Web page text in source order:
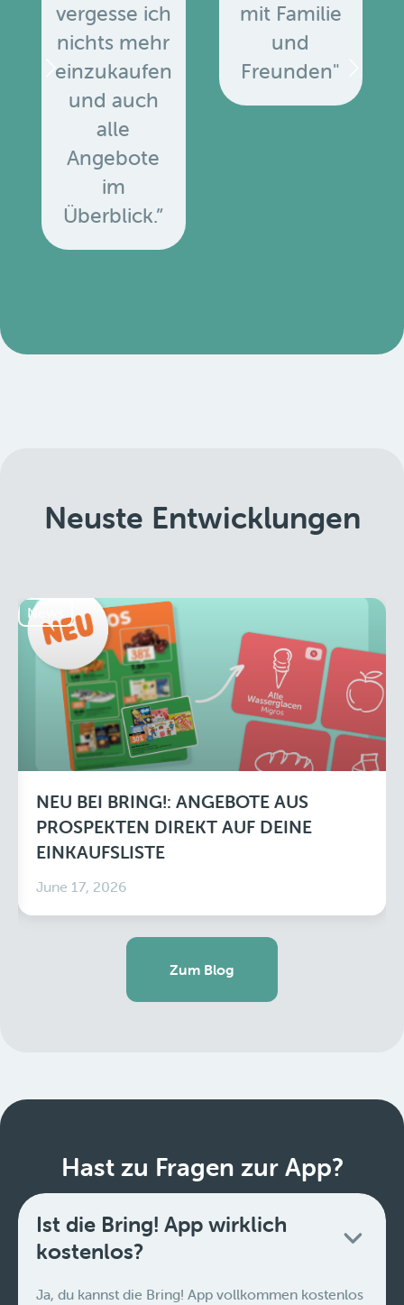
vergesse ich
nichts mehr
einzukaufen
und auch
alle
Angebote
im
Überblick.”
mit Familie
und
Freunden"
Neuste Entwicklungen
News
NEU BEI BRING!: ANGEBOTE AUS
PROSPEKTEN DIREKT AUF DEINE
EINKAUFSLISTE
June 17, 2026
Zum Blog
Hast zu Fragen zur App?
Ist die Bring! App wirklich
kostenlos?
Ja, du kannst die Bring! App vollkommen kostenlos